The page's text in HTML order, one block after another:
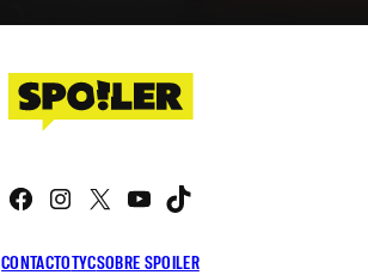
CONTACTOTYCSOBRE SPOILER
Facebook
Instagram
X YouTube